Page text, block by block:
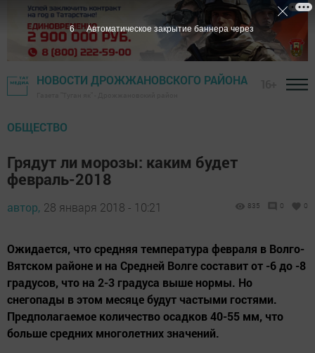
НОВОСТИ ДРОЖЖАНОВСКОГО РАЙОНА
ОБЩЕСТВО
Грядут ли морозы: каким будет
февраль-2018
автор, 28 января 2018 - 10:21 835 0 0
Ожидается, что средняя температура февраля в Волго-
Вятском районе и на Средней Волге составит от -6 до -8
градусов, что на 2-3 градуса выше нормы. Но
снегопады в этом месяце будут частыми гостями.
Предполагаемое количество осадков 40-55 мм, что
больше средних многолетних значений.
5 Автоматическое закрытие баннера через